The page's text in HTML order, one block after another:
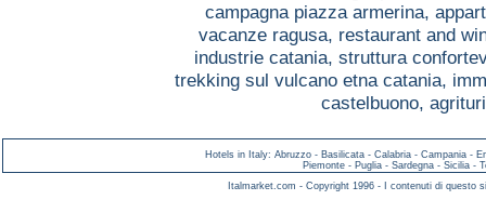
campagna piazza armerina,
vacanze ragusa, restaurant and
industrie catania, struttura
trekking sul vulcano etna catania,
castelbuono,
Hotels in Italy: Abruzzo - Basilicata - Calabria - Campania -
Piemonte- Puglia- Sardegna- Sicilia-
Italmarket.com - Copyright 1996 - I contenuti di questo